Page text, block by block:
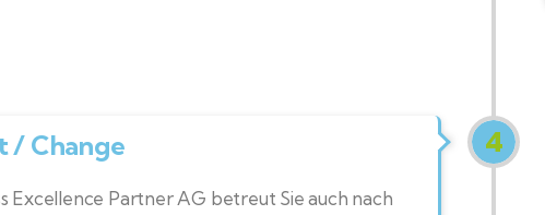
4
/ Change
Excellence Partner AG betreut Sie auch nach